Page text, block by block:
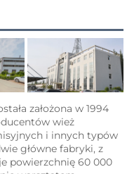
założona w 1994
wież
i innych typów
główne fabryki, z
powierzchnię 60 000